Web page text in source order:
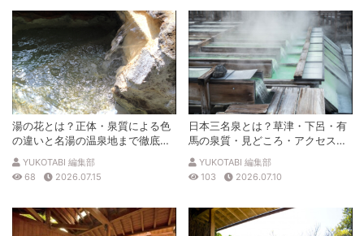
湯の花とは？正体・泉質による色
の違いと名湯の温泉地まで徹底解
説
YUKOTABI 編集部
68
2026.07.15
日本三名泉とは？草津・下呂・有
馬の泉質・見どころ・アクセスを
徹底解説
YUKOTABI 編集部
103
2026.07.10